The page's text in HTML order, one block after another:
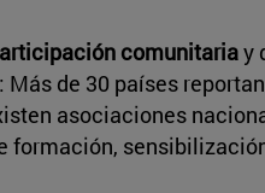
comunitariay
de 30 países
asociaciones
formación,